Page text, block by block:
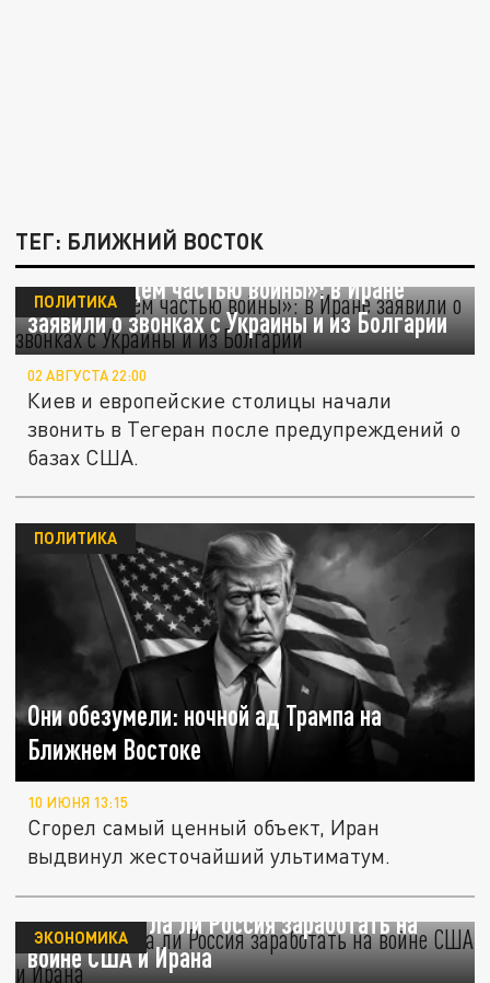
ТЕГ: БЛИЖНИЙ ВОСТОК
«Мы не будем частью войны»: в Иране
заявили о звонках с Украины и из Болгарии
ПОЛИТИКА
02 АВГУСТА 22:00
Киев и европейские столицы начали
звонить в Тегеран после предупреждений о
базах США.
Они обезумели: ночной ад Трампа на
Ближнем Востоке
ПОЛИТИКА
10 ИЮНЯ 13:15
Сгорел самый ценный объект, Иран
выдвинул жесточайший ультиматум.
Forbes: смогла ли Россия заработать на
войне США и Ирана
ЭКОНОМИКА